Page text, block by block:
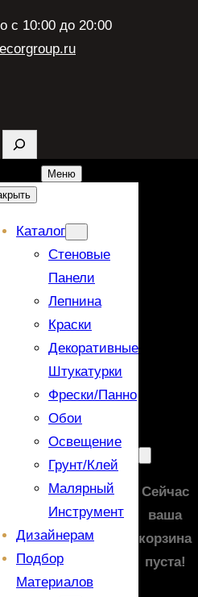
с 10:00 до 20:00
Меню
Каталог
Стеновые
Панели
Лепнина
Краски
Декоративные
Штукатурки
Фрески/панно
Обои
Освещение
Грунт/Клей
Малярный
Инструмент
Дизайнерам
Подбор
Материалов
Сейчас
ваша
корзина
пуста!